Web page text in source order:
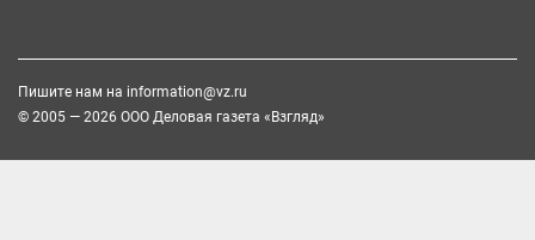
Пишите нам на information@vz.ru
© 2005 — 2026 ООО Деловая газета «Взгляд»